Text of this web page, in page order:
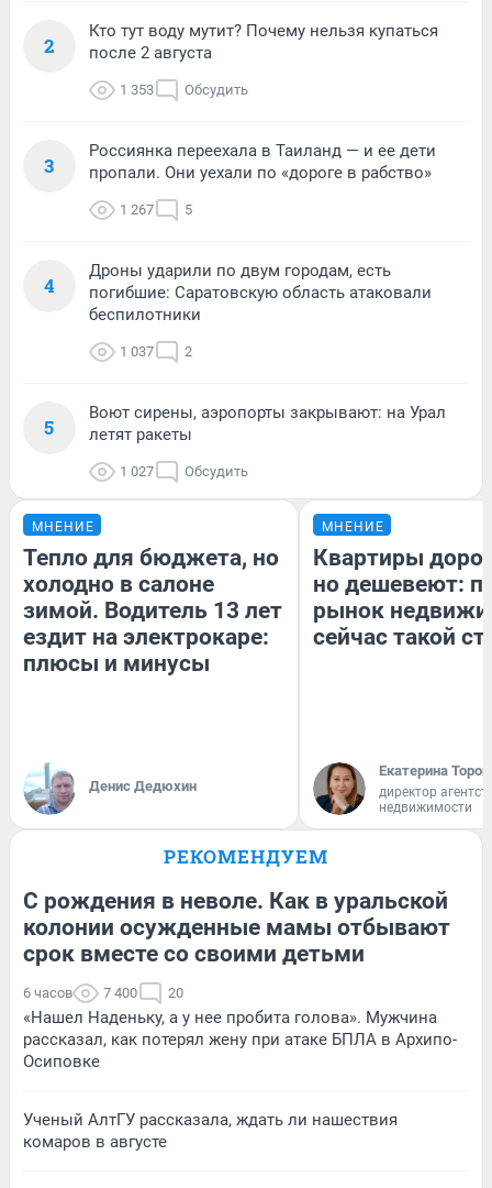
2
Кто тут воду мутит? Почему нельзя купаться
после 2 августа
1 353 Обсудить
3
Россиянка переехала в Таиланд — и ее дети
пропали. Они уехали по «дороге в рабство»
1 267 5
4
Дроны ударили по двум городам, есть
погибшие: Саратовскую область атаковали
беспилотники
1 037 2
5
Воют сирены, аэропорты закрывают: на Урал
летят ракеты
1 027 Обсудить
МНЕНИЕ
Тепло для бюджета, но
холодно в салоне
зимой. Водитель 13 лет
ездит на электрокаре:
плюсы и минусы
Денис Дедюхин
МНЕНИЕ
Квартиры
но дешевеют:
рынок
сейчас такой
Екатерина
директор
недвижимости
РЕКОМЕНДУЕМ
С рождения в неволе. Как в уральской
колонии осужденные мамы отбывают
срок вместе со своими детьми
6 часов 7 400 20
«Нашел Наденьку, а у нее пробита голова». Мужчина
рассказал, как потерял жену при атаке БПЛА в Архипо-
Осиповке
Ученый АлтГУ рассказала, ждать ли нашествия
комаров в августе